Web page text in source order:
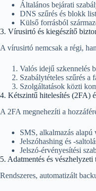
Általános bejárati
DNS szűrés és blokk
Külső forrásból
3. Vírusirtó és kiegészítő
A vírusirtó nemcsak a régi,
Valós idejű szkennelés
Szabálytételes szűrés a
Szolgáltatások közti
4. Kétszintű hitelesítés (2FA)
A 2FA megnehezíti a
SMS, alkalmazás alapú
Jelszóhashing és -
Jelszó-érvényesítési
5. Adatmentés és vészhelyzeti
Rendszeres, automatizált